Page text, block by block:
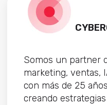
Somos un partner
marketing, ventas,
con más de 25
creando